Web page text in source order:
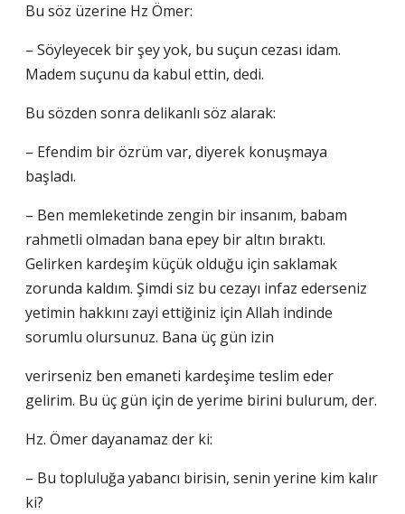
Bu söz üzerine Hz Ömer:
– Söyleyecek bir şey yok, bu suçun cezası idam.
Madem suçunu da kabul ettin, dedi.
Bu sözden sonra delikanlı söz alarak:
– Efendim bir özrüm var, diyerek konuşmaya
başladı.
– Ben memleketinde zengin bir insanım, babam
rahmetli olmadan bana epey bir altın bıraktı.
Gelirken kardeşim küçük olduğu için saklamak
zorunda kaldım. Şimdi siz bu cezayı infaz ederseniz
yetimin hakkını zayi ettiğiniz için Allah indinde
sorumlu olursunuz. Bana üç gün izin
verirseniz ben emaneti kardeşime teslim eder
gelirim. Bu üç gün için de yerime birini bulurum, der.
Hz. Ömer dayanamaz der ki:
– Bu topluluğa yabancı birisin, senin yerine kim kalır
ki?